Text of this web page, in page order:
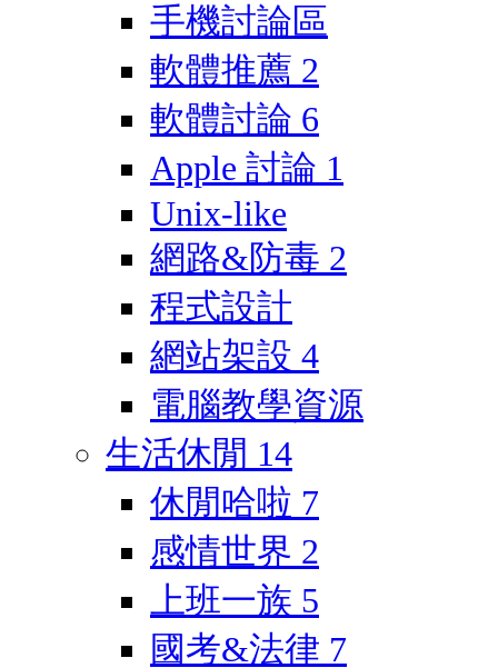
手機討論區
軟體推薦 2
軟體討論 6
Apple 討論 1
Unix-like
網路&防毒 2
程式設計
網站架設 4
電腦教學資源
生活休閒 14
休閒哈啦 7
感情世界 2
上班一族 5
國考&法律 7